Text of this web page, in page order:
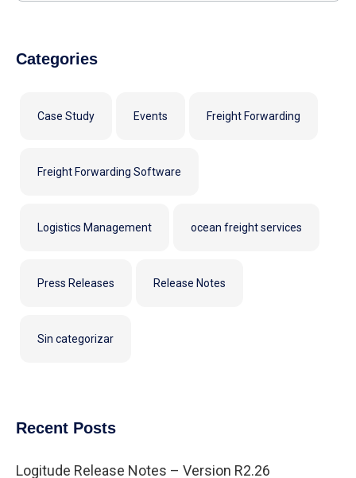
Categories
Case Study Events Freight Forwarding
Freight Forwarding Software
Logistics Management ocean freight services
Press Releases Release Notes
Sin categorizar
Recent Posts
Logitude Release Notes – Version R2.26